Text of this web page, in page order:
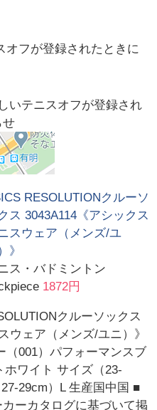
オフが登録されたときに
いテニスオフが登録され
せ
RESOLUTIONクルーソ
ス 3043A114《アシックス
スウェア（メンズ/ユ
》
ス・バドミントン
1872円
クルーソックス
ウェア（メンズ/ユニ）》
（001）パフォーマンスブ
ホワイト サイズ（23-
29cm）L 生産国中国 ■
ーカタログに基づいて掲